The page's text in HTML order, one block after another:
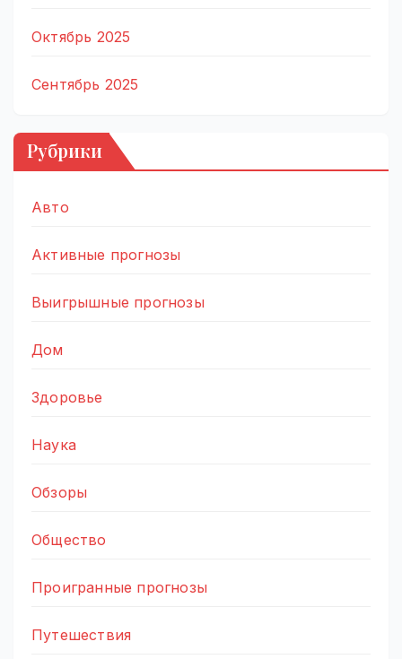
Октябрь 2025
Сентябрь 2025
Рубрики
Авто
Активные прогнозы
Выигрышные прогнозы
Дом
Здоровье
Наука
Обзоры
Общество
Проигранные прогнозы
Путешествия